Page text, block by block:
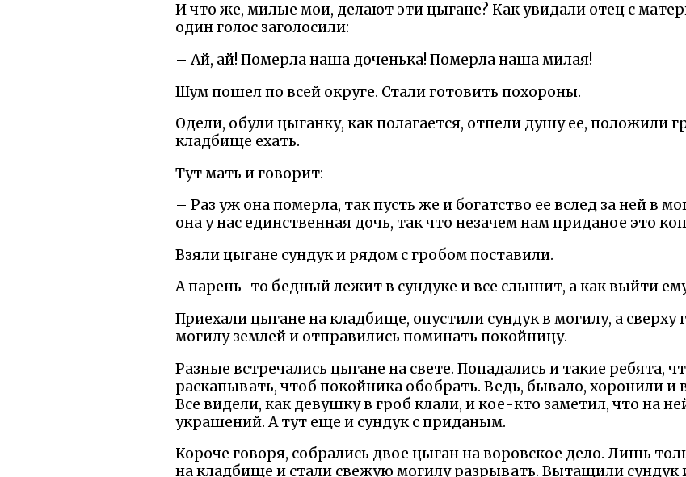
И что же, милые мои, делают эти цыгане? Как увидали отец с
один голос заголосили:
– Ай, ай! Померла наша доченька! Померла наша милая!
Шум пошел по всей округе. Стали готовить похороны.
Одели, обули цыганку, как полагается, отпели душу ее, положили
кладбище ехать.
Тут мать и говорит:
– Раз уж она померла, так пусть же и богатство ее вслед за ней в
она у нас единственная дочь, так что незачем нам приданое это
Взяли цыгане сундук и рядом с гробом поставили.
А парень-то бедный лежит в сундуке и все слышит, а как выйти
Приехали цыгане на кладбище, опустили сундук в могилу, а сверху
могилу землей и отправились поминать покойницу.
Разные встречались цыгане на свете. Попадались и такие ребята,
раскапывать, чтоб покойника обобрать. Ведь, бывало, хоронили и
Все видели, как девушку в гроб клали, и кое-кто заметил, что на
украшений. А тут еще и сундук с приданым.
Короче говоря, собрались двое цыган на воровское дело. Лишь
на кладбище и стали свежую могилу разрывать. Вытащили сундук